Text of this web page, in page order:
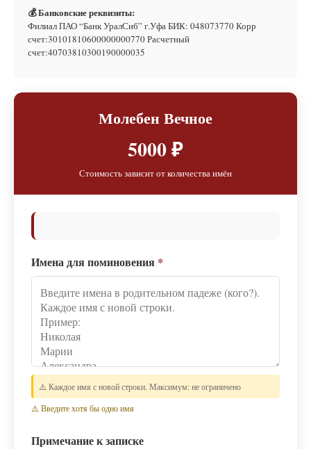
💰 Банковские реквизиты:
Филиал ПАО “Банк УралСиб” г.Уфа БИК: 048073770 Корр
счет:30101810600000000770 Расчетный
счет:40703810300190000035
Молебен Вечное
5000 ₽
Стоимость зависит от количества имён
Имена для поминовения *
⚠️ Каждое имя с новой строки. Максимум: не ограничено
⚠️ Введите хотя бы одно имя
Примечание к записке